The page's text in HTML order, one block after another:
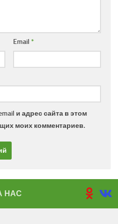
Email *
и адрес сайта в этом
моих комментариев.
НАС